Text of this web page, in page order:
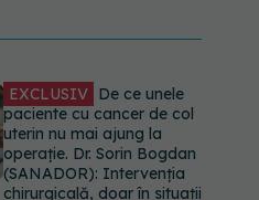
EXCLUSIV De ce unele
paciente cu cancer de col
uterin nu mai ajung la
operație. Dr. Sorin Bogdan
(SANADOR): Intervenția
chirurgicală, doar în situații